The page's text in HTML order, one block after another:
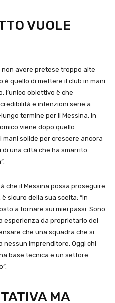
VUOLE
non avere pretese troppo alte
è quello di mettere il club in mani
l’unico obiettivo è che
e intenzioni serie a
termine per il Messina. In
viene dopo quello
solide per crescere ancora
di una città che ha smarrito
che il Messina possa proseguire
sicuro della sua scelta: “In
a tornare sui miei passi. Sono
esperienza da proprietario del
che una squadra che si
nessun imprenditore. Oggi chi
base tecnica e un settore
MA